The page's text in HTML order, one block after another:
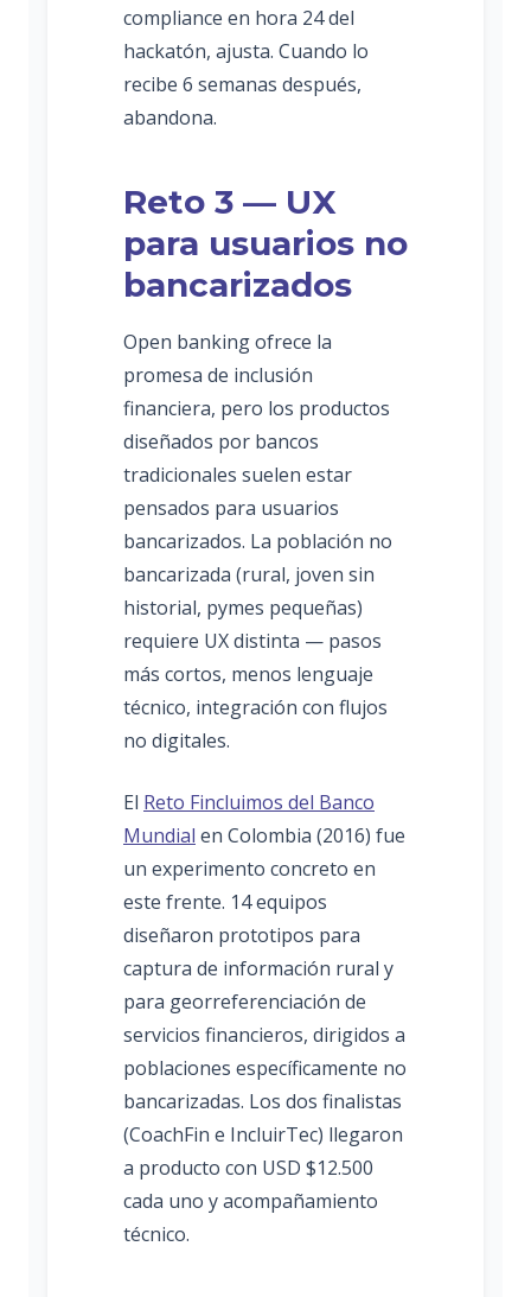
compliance en hora 24 del
hackatón, ajusta. Cuando lo
recibe 6 semanas después,
abandona.
Reto 3 — UX
para usuarios no
bancarizados
Open banking ofrece la
promesa de inclusión
financiera, pero los productos
diseñados por bancos
tradicionales suelen estar
pensados para usuarios
bancarizados. La población no
bancarizada (rural, joven sin
historial, pymes pequeñas)
requiere UX distinta — pasos
más cortos, menos lenguaje
técnico, integración con flujos
no digitales.
El Reto Fincluimos del Banco
Mundial en Colombia (2016) fue
un experimento concreto en
este frente. 14 equipos
diseñaron prototipos para
captura de información rural y
para georreferenciación de
servicios financieros, dirigidos a
poblaciones específicamente no
bancarizadas. Los dos finalistas
(CoachFin e IncluirTec) llegaron
a producto con USD $12.500
cada uno y acompañamiento
técnico.